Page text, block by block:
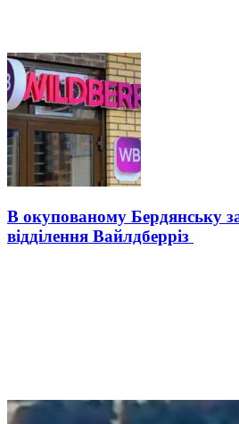
В окупованому Бердянську
відділення Вайлдберріз